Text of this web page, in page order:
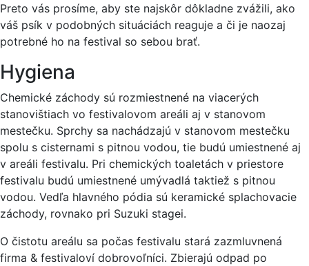
Preto vás prosíme, aby ste najskôr dôkladne zvážili, ako
váš psík v podobných situáciách reaguje a či je naozaj
potrebné ho na festival so sebou brať.
Hygiena
Chemické záchody sú rozmiestnené na viacerých
stanovištiach vo festivalovom areáli aj v stanovom
mestečku. Sprchy sa nachádzajú v stanovom mestečku
spolu s cisternami s pitnou vodou, tie budú umiestnené aj
v areáli festivalu. Pri chemických toaletách v priestore
festivalu budú umiestnené umývadlá taktiež s pitnou
vodou. Vedľa hlavného pódia sú keramické splachovacie
záchody, rovnako pri Suzuki stagei.
O čistotu areálu sa počas festivalu stará zazmluvnená
firma & festivaloví dobrovoľníci. Zbierajú odpad po